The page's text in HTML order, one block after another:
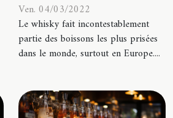
Ven. 04/03/2022
Le whisky fait incontestablement
partie des boissons les plus prisées
dans le monde, surtout en Europe....